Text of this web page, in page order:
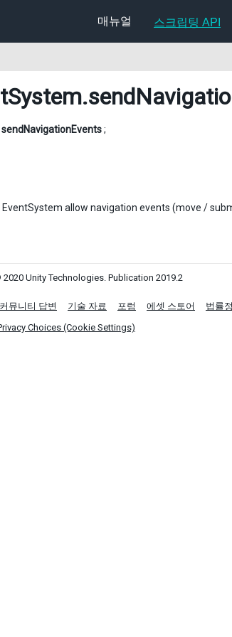
매뉴얼 스크립팅 API
sendNavigationEvents;
allow navigation events (move /
Unity Technologies. Publication 2019.2
커뮤니티 답변 기술 자료 포럼 에셋 스토어 법률
Choices (Cookie Settings)